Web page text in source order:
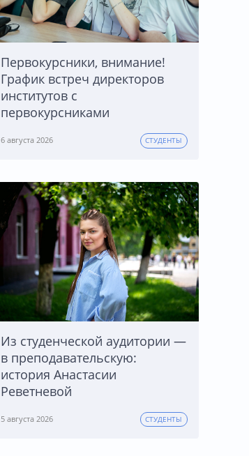
Первокурсники, внимание!
График встреч директоров
институтов с
первокурсниками
6 августа 2026 СТУДЕНТЫ
Из студенческой аудитории —
в преподавательскую:
история Анастасии
Реветневой
5 августа 2026 СТУДЕНТЫ